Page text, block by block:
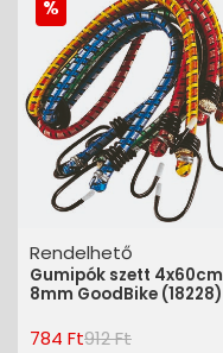
Rendelhető
Gumipók szett 4x60cm
8mm GoodBike (18228)
784 Ft912 Ft